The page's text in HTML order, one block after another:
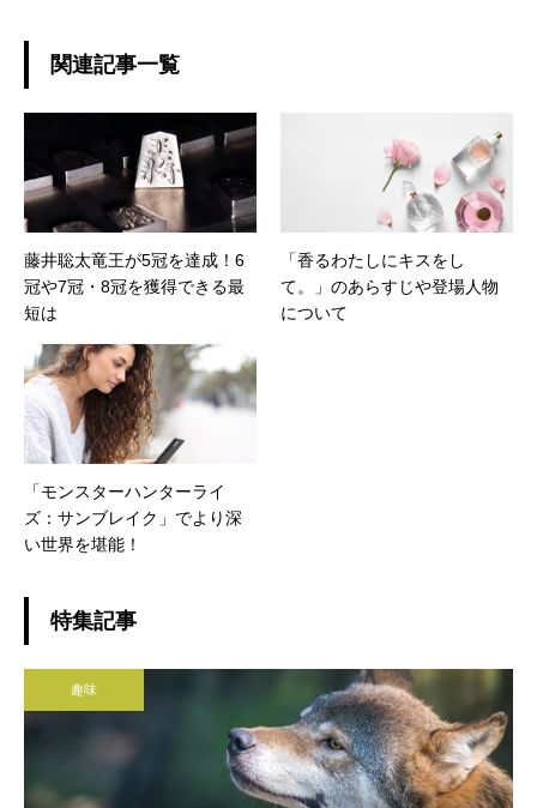
関連記事一覧
藤井聡太竜王が5冠を達成！6
冠や7冠・8冠を獲得できる最
短は
「香るわたしにキスをし
て。」のあらすじや登場人物
について
「モンスターハンターライ
ズ：サンブレイク」でより深
い世界を堪能！
特集記事
趣味